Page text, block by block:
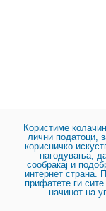
Користиме
лични податоци,
корисничко
нагодувања,
сообраќај и
интернет страна.
прифатете ги
начинот на